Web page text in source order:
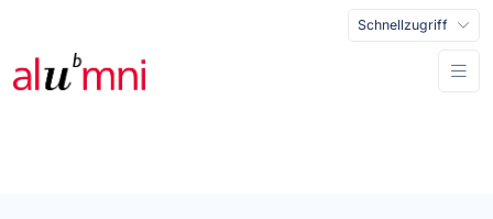
Schnellzugriff